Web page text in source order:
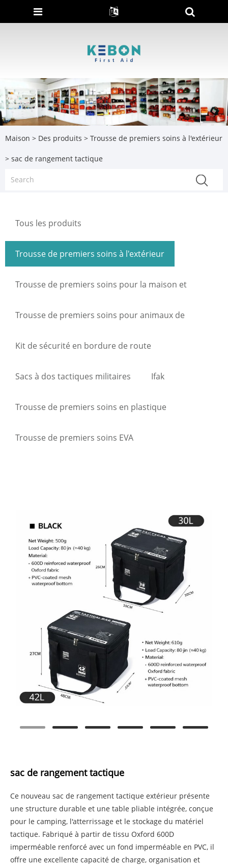
Maison > Des produits > Trousse de premiers soins à l'extérieur
> sac de rangement tactique
Tous les produits
Trousse de premiers soins à l'extérieur
Trousse de premiers soins pour la maison et
l'industrie
Trousse de premiers soins pour animaux de
compagnie
Kit de sécurité en bordure de route
Sacs à dos tactiques militaires Ifak
Trousse de premiers soins en plastique
Trousse de premiers soins EVA
sac de rangement tactique
Ce nouveau sac de rangement tactique extérieur présente
une structure durable et une table pliable intégrée, conçue
pour le camping, l'atterrissage et le stockage du matériel
tactique. Fabriqué à partir de tissu Oxford 600D
imperméable renforcé avec un fond imperméable en PVC, il
offre une excellente capacité de charge, organisation et